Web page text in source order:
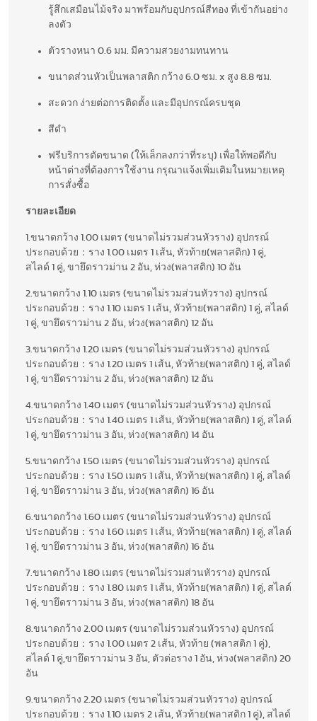
รู้สึกเสมือนไม้จริง มาพร้อมกับอุปกรณ์สีทอง ที่เข้ากันอย่าง
ลงตัว
ตัวรางหนา 0.6 มม. มีความสวยงามทนทาน
ขนาดส่วนหัวเป็นพลาสติก กว้าง 6.0 ซม. x สูง 8.8 ซม.
สะดวก ง่ายต่อการติดตั้ง และมีอุปกรณ์ครบชุด
สีดำ
ฟรีบริการตัดขนาด (ให้เล็กลงกว่าที่ระบุ) เพื่อให้พอดีกับ
หน้าต่างที่ต้องการใช้งาน กรุณาแจ้งเพิ่มเติมในหมายเหตุ
การสั่งซื้อ
รายละเอียด
1.ขนาดกว้าง 1.00 เมตร (ขนาดไม่รวมส่วนหัวราง) อุปกรณ์
ประกอบด้วย：ราง 1.00 เมตร 1 เส้น, หัวท้าย(พลาสติก) 1 คู่,
สไลด์ 1 คู่, ขายึดราวม่าน 2 อัน, ห่วง(พลาสติก) 10 อัน
2.ขนาดกว้าง 1.10 เมตร (ขนาดไม่รวมส่วนหัวราง) อุปกรณ์
ประกอบด้วย：ราง 1.10 เมตร 1 เส้น, หัวท้าย(พลาสติก) 1 คู่, สไลด์
1 คู่, ขายึดราวม่าน 2 อัน, ห่วง(พลาสติก) 12 อัน
3.ขนาดกว้าง 1.20 เมตร (ขนาดไม่รวมส่วนหัวราง) อุปกรณ์
ประกอบด้วย：ราง 1.20 เมตร 1 เส้น, หัวท้าย(พลาสติก) 1 คู่, สไลด์
1 คู่, ขายึดราวม่าน 2 อัน, ห่วง(พลาสติก) 12 อัน
4.ขนาดกว้าง 1.40 เมตร (ขนาดไม่รวมส่วนหัวราง) อุปกรณ์
ประกอบด้วย：ราง 1.40 เมตร 1 เส้น, หัวท้าย(พลาสติก) 1 คู่, สไลด์
1 คู่, ขายึดราวม่าน 3 อัน, ห่วง(พลาสติก) 14 อัน
5.ขนาดกว้าง 1.50 เมตร (ขนาดไม่รวมส่วนหัวราง) อุปกรณ์
ประกอบด้วย：ราง 1.50 เมตร 1 เส้น, หัวท้าย(พลาสติก) 1 คู่, สไลด์
1 คู่, ขายึดราวม่าน 3 อัน, ห่วง(พลาสติก) 16 อัน
6.ขนาดกว้าง 1.60 เมตร (ขนาดไม่รวมส่วนหัวราง) อุปกรณ์
ประกอบด้วย：ราง 1.60 เมตร 1 เส้น, หัวท้าย(พลาสติก) 1 คู่, สไลด์
1 คู่, ขายึดราวม่าน 3 อัน, ห่วง(พลาสติก) 16 อัน
7.ขนาดกว้าง 1.80 เมตร (ขนาดไม่รวมส่วนหัวราง) อุปกรณ์
ประกอบด้วย：ราง 1.80 เมตร 1 เส้น, หัวท้าย(พลาสติก) 1 คู่, สไลด์
1 คู่, ขายึดราวม่าน 3 อัน, ห่วง(พลาสติก) 18 อัน
8.ขนาดกว้าง 2.00 เมตร (ขนาดไม่รวมส่วนหัวราง) อุปกรณ์
ประกอบด้วย：ราง 1.00 เมตร 2 เส้น, หัวท้าย (พลาสติก 1 คู่),
สไลด์ 1 คู่,ขายึดราวม่าน 3 อัน, ตัวต่อราง 1 อัน, ห่วง(พลาสติก) 20
อัน
9.ขนาดกว้าง 2.20 เมตร (ขนาดไม่รวมส่วนหัวราง) อุปกรณ์
ประกอบด้วย：ราง 1.10 เมตร 2 เส้น, หัวท้าย(พลาสติก 1 คู่), สไลด์